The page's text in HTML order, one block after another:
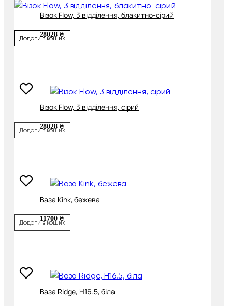
Візок Flow, 3 відділення, блакитно-сірий
28028 ₴
Додати в кошик
Візок Flow, 3 відділення, сірий
28028 ₴
Додати в кошик
Ваза Kink, бежева
11700 ₴
Додати в кошик
Ваза Ridge, H16.5, біла